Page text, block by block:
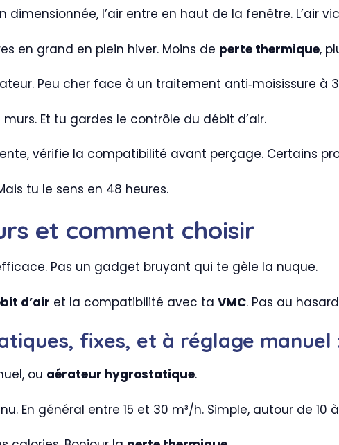
dimensionnée, l’air entre en haut de la fenêtre. L’air
en grand en plein hiver. Moins de perte thermique,
Peu cher face à un traitement anti‑moisissure à
Et tu gardes le contrôle du débit d’air.
vérifie la compatibilité avant perçage. Certains
tu le sens en 48 heures.
et comment choisir
Pas un gadget bruyant qui te gèle la nuque.
d’air et la compatibilité avec ta VMC. Pas au
fixes, et à réglage
ou aérateur hygrostatique.
En général entre 15 et 30 m³/h. Simple, autour de